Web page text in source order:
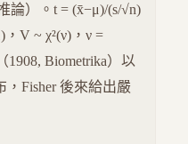
）。t = (x̄−μ)/(s/√n)
V ~ χ²(ν)，ν =
1908, Biometrika）以
Fisher 後來給出嚴